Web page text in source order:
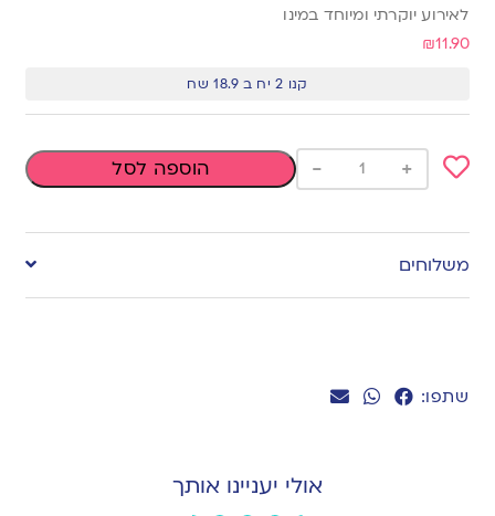
שתפו:
לאירוע יוקרתי ומיוחד במינו
₪11.90
קנו 2 יח ב 18.9 שח
to
wishlist
+
- הוספה לסל
משלוחים
אולי יעניינו אותך